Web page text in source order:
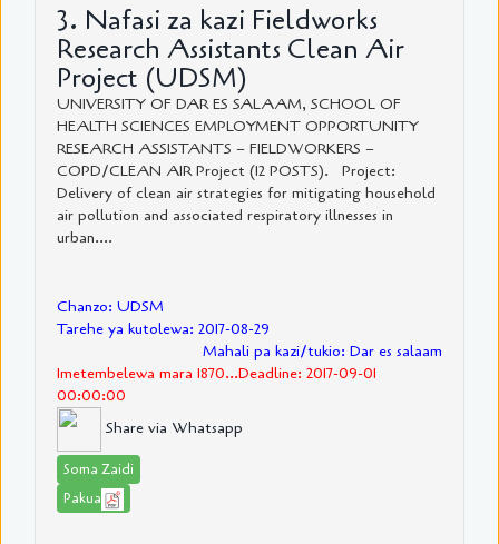
3. Nafasi za kazi Fieldworks
Research Assistants Clean Air
Project (UDSM)
UNIVERSITY OF DAR ES SALAAM, SCHOOL OF
HEALTH SCIENCES EMPLOYMENT OPPORTUNITY
RESEARCH ASSISTANTS – FIELDWORKERS –
COPD/CLEAN AIR Project (12 POSTS). Project:
Delivery of clean air strategies for mitigating household
air pollution and associated respiratory illnesses in
urban....
Chanzo: UDSM
Tarehe ya kutolewa: 2017-08-29
Mahali pa kazi/tukio: Dar es salaam
Imetembelewa mara 1870...Deadline: 2017-09-01
00:00:00
Share via Whatsapp
Soma Zaidi
Pakua